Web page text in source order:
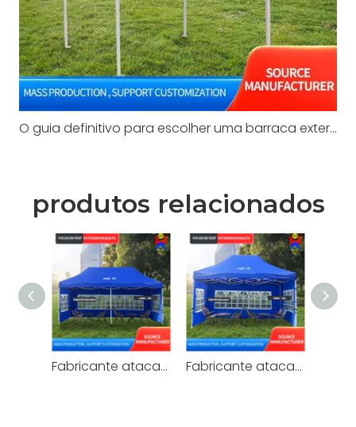
O guia definitivo para escolher uma barraca externa de alto desempenho para qualquer ocasião
produtos relacionados
Fabricante atacado 10X20 pés barraca dobrável para feiras ao ar livre Tenda dobrável Fabricante atacado barraca para feiras ao ar livre de 10X15 pés com janelas de PVC barraca para festas